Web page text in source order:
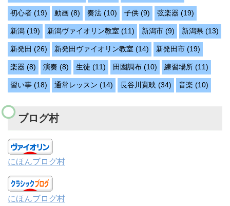
初心者 (19) 動画 (8) 奏法 (10) 子供 (9) 弦楽器 (19)
新潟 (19) 新潟ヴァイオリン教室 (11) 新潟市 (9) 新潟県 (13)
新発田 (26) 新発田ヴァイオリン教室 (14) 新発田市 (19)
楽器 (8) 演奏 (8) 生徒 (11) 田園調布 (10) 練習場所 (11)
習い事 (18) 通常レッスン (14) 長谷川寛映 (34) 音楽 (10)
ブログ村
にほんブログ村
にほんブログ村